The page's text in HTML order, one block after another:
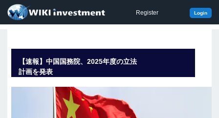
Register Login
【速報】中国国務院、2025年度の立法
計画を発表